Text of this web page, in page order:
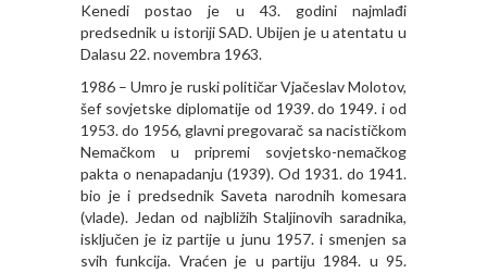
Kenedi postao je u 43. godini najmlađi
predsednik u istoriji SAD. Ubijen je u atentatu u
Dalasu 22. novembra 1963.
1986 – Umro je ruski političar Vjačeslav Molotov,
šef sovjetske diplomatije od 1939. do 1949. i od
1953. do 1956, glavni pregovarač sa nacističkom
Nemačkom u pripremi sovjetsko-nemačkog
pakta o nenapadanju (1939). Od 1931. do 1941.
bio je i predsednik Saveta narodnih komesara
(vlade). Jedan od najbližih Staljinovih saradnika,
isključen je iz partije u junu 1957. i smenjen sa
svih funkcija. Vraćen je u partiju 1984. u 95.